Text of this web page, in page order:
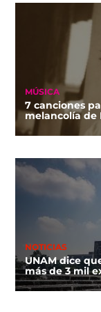
MÚSICA
7 canciones
melancolía de
NOTICIAS
UNAM dice
más de 3 mil